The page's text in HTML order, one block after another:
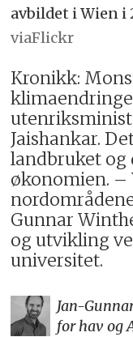
avbildet i Wien i
viaFlickr
Kronikk:
Jaishankar.
landbruket og
økonomien. –
Gunnar
og utvikling
universitet.
Jan-
for hav og